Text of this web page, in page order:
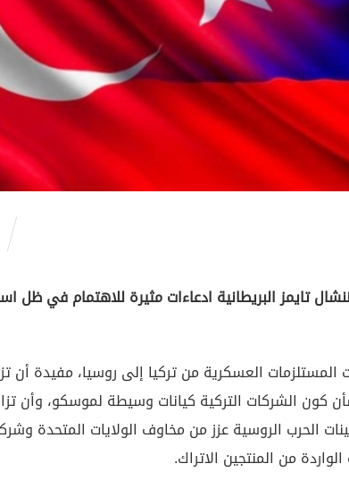
تايمز البريطانية ادعاءات مثيرة للاهتمام في ظل
المستلزمات العسكرية من تركيا إلى روسيا، مفيدة أن
كون الشركات التركية كيانات وسيطة لموسكو، وأن
الحرب الروسية عزز من مخاوف الولايات المتحدة
من المنتجين الاتراك.